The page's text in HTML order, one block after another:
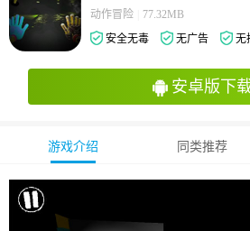
动作冒险
77.32MB
安全无毒
无广告 无
安卓版下
游戏介绍 同类推荐